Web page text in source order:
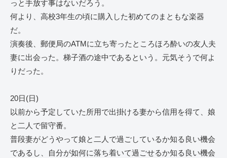
っと手放す事はないだろう。
何より、高校3年生の頃に購入した初めてのまともな楽器
だ。
演奏後、郵便局のATMに立ち寄ったところほろ酔いの友人夫
妻に出会った。梯子酒の途中であるという。元気そうで何よ
りだった。
20日(日)
以前から予定していた所用で出掛ける妻から信用を得て、娘
と二人で留守番。
普段妻がどうやって娘と二人で過ごしているか知る良い機会
であるし、自分が如何に落ち着いて過ごせるか知る良い機会